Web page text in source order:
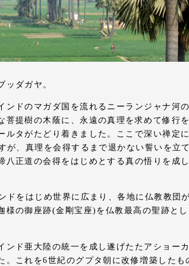
ッダガヤ。
ンドのマガダ国を流れるニーランジャナ河
菩提樹の木蔭に、永遠の真理を求めて修行
ルタがたどり着きました。ここで深い禅定
が、真理を会得するまで退かない誓いを立
八正道の会得をはじめとする真の悟りを成
ドをはじめ世界に広まり、各地に仏教教団
様の御座跡(金剛宝座)を仏教最高の聖跡と
ンド亜大陸の統一を成し遂げたたアショー
。これを6世紀のグプタ朝に改修増築したも